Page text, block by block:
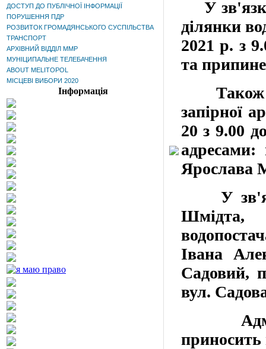
ДОСТУП ДО ПУБЛІЧНОЇ ІНФОРМАЦІЇ
ПОРУШЕННЯ ПДР
РОЗВИТОК ГРОМАДЯНСЬКОГО СУСПІЛЬСТВА
ТРАНСПОРТ
АРХІВНИЙ ВІДДІЛ ММР
МУНІЦИПАЛЬНЕ ТЕЛЕБАЧЕННЯ
ABOUT MELITOPOL
МІСЦЕВІ ВИБОРИ 2020
Інформація
У зв'язку
ділянки
2021 р. з
та
Також у
запірної
20 з 9.00
адресами:
Ярослава
У
Шмідта,
Івана
Садовий,
вул.
приносить